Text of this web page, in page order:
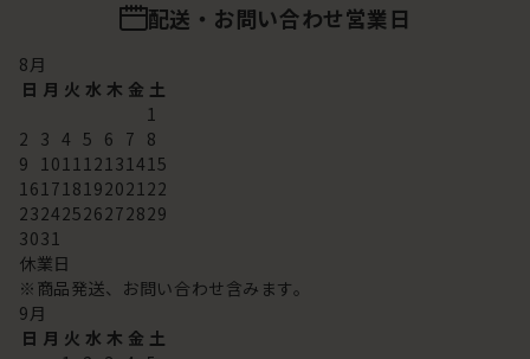
配送・お問い合わせ営業日
8 月
日 月 火 水 木 金 土
1
2 3 4 5 6 7 8
9
10 11 12 13 14 15
16 17 18 192021 22
23242526272829
3031
休業日
※商品発送、お問い合わせ含みます。
9 月
日 月 火 水 木 金 土